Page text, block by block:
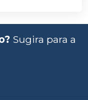
Sugira para a